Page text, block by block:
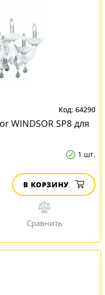
64290
WINDSOR SP8 для
1 шт.
В КОРЗИНУ